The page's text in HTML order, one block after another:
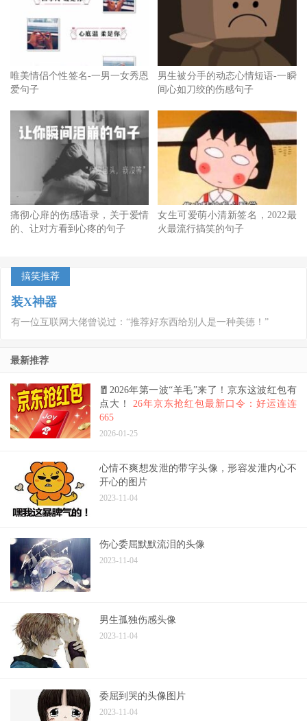
唯美情侣个性签名-一男一女秀恩
爱句子
男生被分手的动态心情短语-一瞬
间心如刀绞的伤感句子
痛彻心扉的伤感语录，关于爱情
的、让对方看到心疼的句子
女生可爱萌小清新签名，2022最
火最流行搞笑的句子
搞笑推荐
装X神器
有一位互联网大佬曾说过：“推荐好东西给别人是一种美德！”
最新推荐
🧧2026年第一波“羊毛”来了！京东这波红包有
点大！ 26年京东抢红包最新口令：好运连连
665
2026-01-25
心情不爽想发泄的带字头像，形容发泄内心不
开心的图片
2023-11-04
伤心委屈默默流泪的头像
2023-11-04
男生孤独伤感头像
2023-11-04
委屈到哭的头像图片
2023-11-04